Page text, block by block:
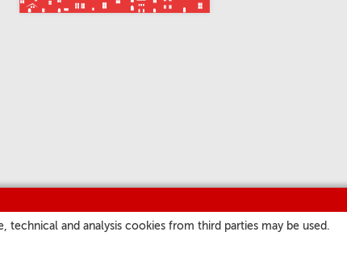
technical and analysis cookies from third parties may be used.